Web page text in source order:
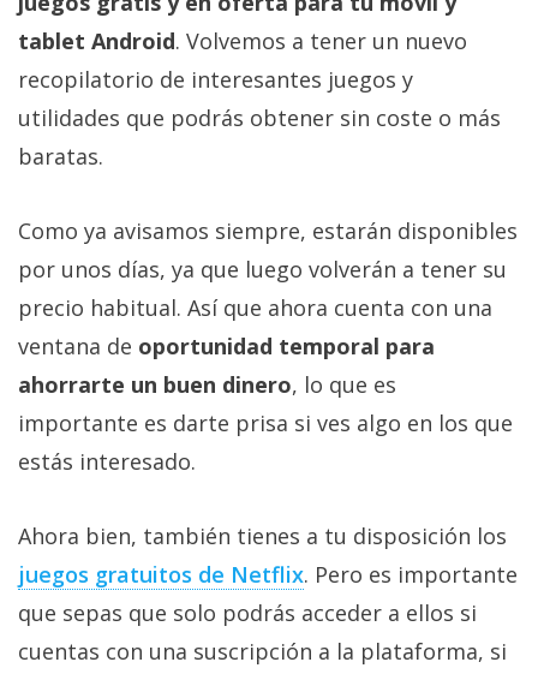
tablet Android. Volvemos a tener un nuevo
recopilatorio de interesantes juegos y
utilidades que podrás obtener sin coste o más
baratas.
Como ya avisamos siempre, estarán disponibles
por unos días, ya que luego volverán a tener su
precio habitual. Así que ahora cuenta con una
ventana de oportunidad temporal para
ahorrarte un buen dinero, lo que es
importante es darte prisa si ves algo en los que
estás interesado.
Ahora bien, también tienes a tu disposición los
juegos gratuitos de Netflix‎. Pero es importante
que sepas que solo podrás acceder a ellos si
cuentas con una suscripción a la plataforma, si